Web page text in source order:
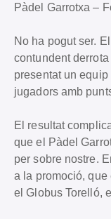
Pàdel Garrotxa –
No ha pogut ser.
contundent
presentat un
jugadors amb
El resultat
que el Pàdel
per sobre nostre.
a la promoció, que
el Globus Torelló,